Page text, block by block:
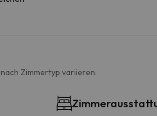
Zimmertyp variieren.